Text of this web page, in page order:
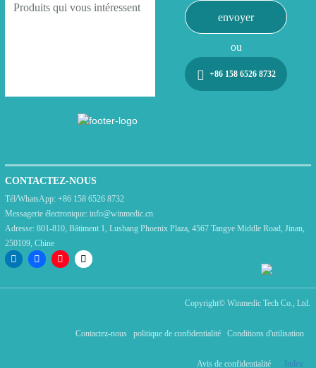
envoyer
ou
+86 158 6526 8732
CONTACTEZ-NOUS
Tél/WhatsApp: +86 158 6526 8732
Messagerie électronique: info@winmedic.cn
Adresse: 801-810, Bâtiment 1, Lushang Phoenix Plaza, 4567 Tangye Middle Road, Jinan,
250109, Chine
Copyright© Winmedic Tech Co., Ltd.
Contactez-nous politique de confidentialité Conditions d'utilisation
Avis de confidentialité Index